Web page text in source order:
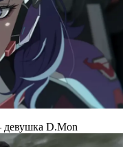
D.Mon